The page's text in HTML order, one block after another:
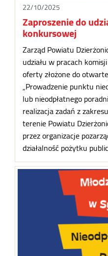
22/10/2025
Zaproszenie do
konkursowej
Zarząd Powiatu
udziału w pracach
oferty złożone do
„Prowadzenie punktu
lub nieodpłatnego
realizacja zadań z
terenie Powiatu
przez organizacje
działalność pożytku